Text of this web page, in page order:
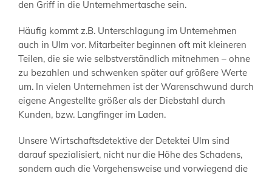
den Griff in die Unternehmertasche sein.
Häufig kommt z.B. Unterschlagung im Unternehmen
auch in Ulm vor. Mitarbeiter beginnen oft mit kleineren
Teilen, die sie wie selbstverständlich mitnehmen – ohne
zu bezahlen und schwenken später auf größere Werte
um. In vielen Unternehmen ist der Warenschwund durch
eigene Angestellte größer als der Diebstahl durch
Kunden, bzw. Langfinger im Laden.
Unsere Wirtschaftsdetektive der Detektei Ulm sind
darauf spezialisiert, nicht nur die Höhe des Schadens,
sondern auch die Vorgehensweise und vorwiegend die